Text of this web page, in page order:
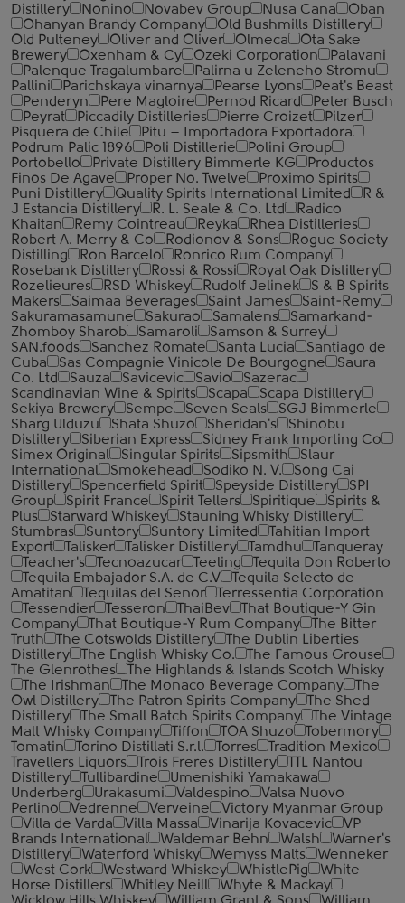
Distillery
Nonino Novabev Group Nusa Cana
Oban
Ohanyan Brandy Company
Old Bushmills Distillery
Old Pulteney
Oliver and Oliver Olmeca
Ota Sake
Brewery
Oxenham & Cy Ozeki Corporation
Palavani
Palenque Tragalumbare
Palirna u Zeleneho Stromu
Pallini
Parichskaya vinarnya Pearse Lyons
Peat's Beast
Penderyn
Pere Magloire Pernod Ricard
Peter Busch
Peyrat
Piccadily Distilleries Pierre Croizet
Pilzer
Pisquera de Chile
Pitu – Importadora Exportadora
Podrum Palic 1896
Poli Distillerie
Polini Group
Portobello
Private Distillery Bimmerle KG
Productos
Finos De Agave
Proper No. Twelve
Proximo Spirits
Puni Distillery
Quality Spirits International Limited
R &
J Estancia Distillery
R. L. Seale & Co. Ltd
Radico
Khaitan
Remy Cointreau Reyka
Rhea Distilleries
Robert A. Merry & Co
Rodionov & Sons
Rogue Society
Distilling
Ron Barcelo
Ronrico Rum Company
Rosebank Distillery
Rossi & Rossi
Royal Oak Distillery
Rozelieures
RSD Whiskey Rudolf Jelinek
S & B Spirits
Makers
Saimaa Beverages Saint James
Saint-Remy
Sakuramasamune
Sakurao Samalens
Samarkand-
Zhomboy Sharob
Samaroli
Samson & Surrey
SAN.foods
Sanchez Romate Santa Lucia
Santiago de
Cuba
Sas Compagnie Vinicole De Bourgogne
Saura
Co. Ltd
Sauza Savicevic Savio
Sazerac
Scandinavian Wine & Spirits
Scapa
Scapa Distillery
Sekiya Brewery
Sempe Seven Seals
SGJ Bimmerle
Sharg Ulduzu
Shata Shuzo Sheridan's
Shinobu
Distillery
Siberian Express
Sidney Frank Importing Co
Simex Original
Singular Spirits Sipsmith
Slaur
International
Smokehead Sodiko N. V.
Song Cai
Distillery
Spencerfield Spirit Speyside Distillery
SPI
Group
Spirit France Spirit Tellers Spiritique
Spirits &
Plus
Starward Whiskey
Stauning Whisky Distillery
Stumbras
Suntory Suntory Limited
Tahitian Import
Export
Talisker Talisker Distillery Tamdhu
Tanqueray
Teacher's
Tecnoazucar Teeling
Tequila Don Roberto
Tequila Embajador S.A. de C.V
Tequila Selecto de
Amatitan
Tequilas del Senor
Terressentia Corporation
Tessendier
Tesseron ThaiBev
That Boutique-Y Gin
Company
That Boutique-Y Rum Company
The Bitter
Truth
The Cotswolds Distillery
The Dublin Liberties
Distillery
The English Whisky Co.
The Famous Grouse
The Glenrothes
The Highlands & Islands Scotch Whisky
The Irishman
The Monaco Beverage Company
The
Owl Distillery
The Patron Spirits Company
The Shed
Distillery
The Small Batch Spirits Company
The Vintage
Malt Whisky Company
Tiffon TOA Shuzo
Tobermory
Tomatin
Torino Distillati S.r.l. Torres
Tradition Mexico
Travellers Liquors
Trois Freres Distillery
TTL Nantou
Distillery
Tullibardine
Umenishiki Yamakawa
Underberg
Urakasumi Valdespino
Valsa Nuovo
Perlino
Vedrenne Verveine
Victory Myanmar Group
Villa de Varda
Villa Massa Vinarija Kovacevic
VP
Brands International
Waldemar Behn Walsh
Warner's
Distillery
Waterford Whisky Wemyss Malts
Wenneker
West Cork
Westward Whiskey WhistlePig
White
Horse Distillers
Whitley Neill
Whyte & Mackay